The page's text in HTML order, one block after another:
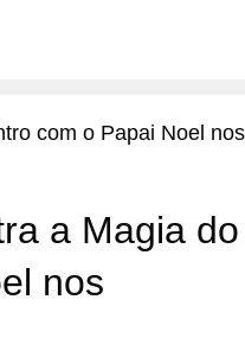
a Magia do
nos